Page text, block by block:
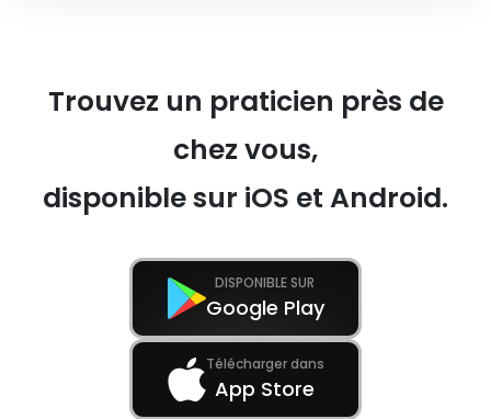
Trouvez un praticien près de
chez vous,
disponible sur iOS et Android.
DISPONIBLE SUR
Google Play
Télécharger dans
App Store